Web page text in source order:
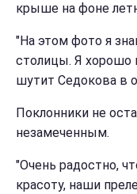
крыше на фоне
"На этом фото я
столицы. Я хорошо
шутит Седокова в
Поклонники не
незамеченным.
"Очень радостно,
красоту, наши